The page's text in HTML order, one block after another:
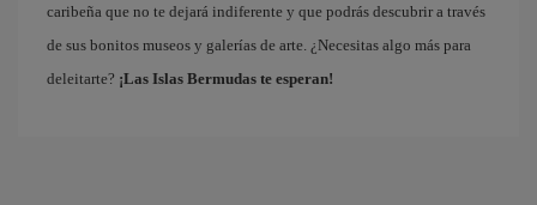
caribeña que no te dejará indiferente y que podrás descubrir a través
de sus bonitos museos y galerías de arte. ¿Necesitas algo más para
deleitarte? ¡Las Islas Bermudas te esperan!